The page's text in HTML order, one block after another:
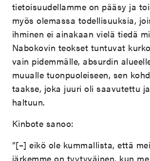
tietoisuudellamme on pääsy ja
myös olemassa todellisuuksia,
ihminen ei ainakaan vielä tiedä
Nabokovin teokset tuntuvat
vain pidemmälle, absurdin
muualle tuonpuoleiseen, sen
taakse, joka juuri oli saavutettu
haltuun.
Kinbote sanoo:
”[–] eikö ole kummallista, että
järkemme on tyytyväinen, kun